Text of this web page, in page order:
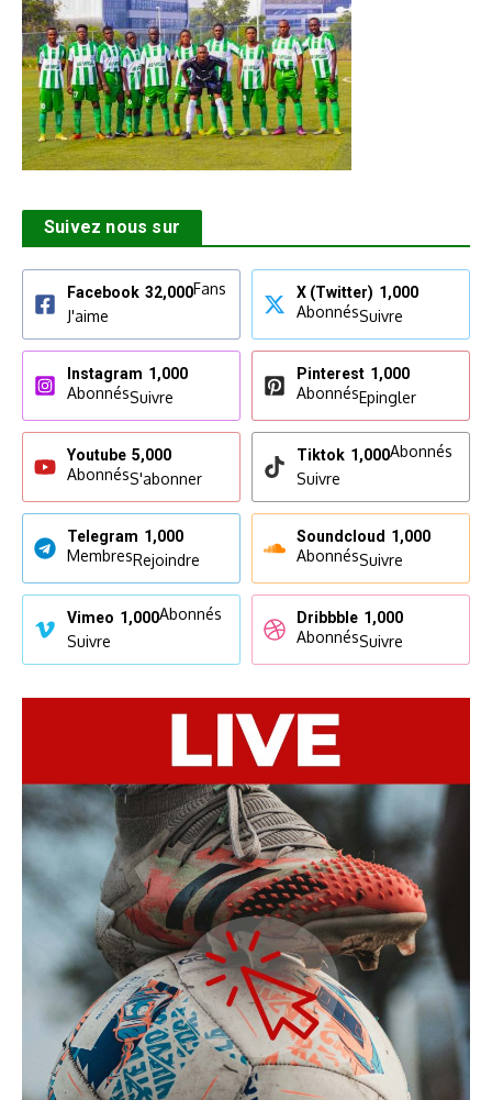
Suivez nous sur
Facebook 32,000Fans
J'aime
X (Twitter) 1,000
AbonnésSuivre
Instagram 1,000
AbonnésSuivre
Pinterest 1,000
AbonnésEpingler
Youtube 5,000
AbonnésS'abonner
Tiktok 1,000Abonnés
Suivre
Telegram 1,000
MembresRejoindre
Soundcloud 1,000
AbonnésSuivre
Vimeo 1,000Abonnés
Suivre
Dribbble 1,000
AbonnésSuivre